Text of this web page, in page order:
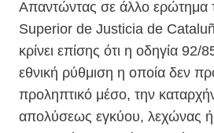
Απαντώντας σε άλλο ερώτημα
Superior de Justicia de
κρίνει επίσης ότι η οδηγία 92/
εθνική ρύθμιση η οποία δεν
προληπτικό μέσο, την
απολύσεως εγκύου, λεχώνας